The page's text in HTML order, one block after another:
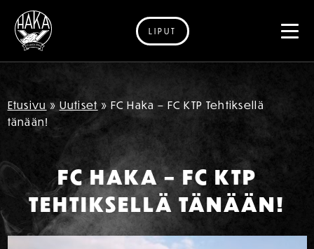
Siirry sisältöön
LIPUT
Etusivu » Uutiset » FC Haka – FC KTP Tehtiksellä
tänään!
FC HAKA – FC KTP
TEHTIKSELLÄ TÄNÄÄN!